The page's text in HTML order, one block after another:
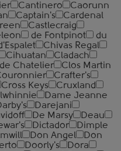
Cantinero
Caorunn
Captain's
Cardenal
Castlecraig
de Fontpinot
du
Chivas Regal
Cihuatan
Cladach
Chatelier
Clos Martin
Crafter's
Cross Keys
Cruxland
Dame Jeanne
Darejani
De Marsy
Deau
Dictador
Dimple
Don Angel
Don
Doorly's
Dora